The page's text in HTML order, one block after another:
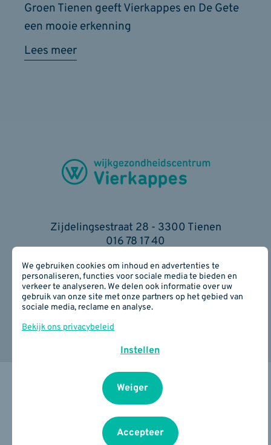
Lees meer
Groen Tienen geeft Vierkappes en De Gete
een mooie erkenning
Zijdelingsestraat 28 - 3300 Tienen
016 78 17 40
BE 0817 890 934
CookiebeleidIPrivacybeleidIJe privacy
instellingen
We gebruiken cookies om inhoud en advertenties te
personaliseren, functies voor sociale media te bieden en
verkeer te analyseren. We delen ook informatie over uw
gebruik van onze site met onze partners op het gebied van
sociale media, reclame en analyse.
Bekijk ons privacybeleid
Instellen
Weiger
Accepteer
Design by Erinas